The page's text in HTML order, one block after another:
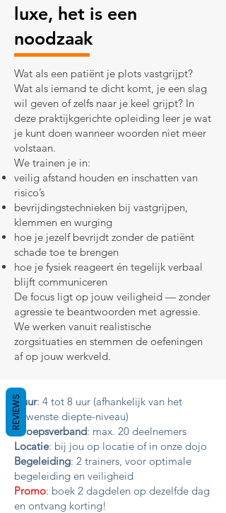
luxe, het is een
noodzaak
Wat als een patiënt je plots vastgrijpt?
Wat als iemand te dicht komt, je een slag
wil geven of zelfs naar je keel grijpt? In
deze praktijkgerichte opleiding leer je wat
je kunt doen wanneer woorden niet meer
volstaan.
We trainen je in:
veilig afstand houden en inschatten van
risico’s
bevrijdingstechnieken bij vastgrijpen,
klemmen en wurging
hoe je jezelf bevrijdt zonder de patiënt
schade toe te brengen
hoe je fysiek reageert én tegelijk verbaal
blijft communiceren
De focus ligt op jouw veiligheid — zonder
agressie te beantwoorden met agressie.
We werken vanuit realistische
zorgsituaties en stemmen de oefeningen
af op jouw werkveld.
Duur: 4 tot 8 uur (afhankelijk van het
gewenste diepte-niveau)
Groepsverband: max. 20 deelnemers
Locatie: bij jou op locatie of in onze dojo
Begeleiding: 2 trainers, voor optimale
begeleiding en veiligheid
Promo: boek 2 dagdelen op dezelfde dag
en ontvang korting!
REVIEWS